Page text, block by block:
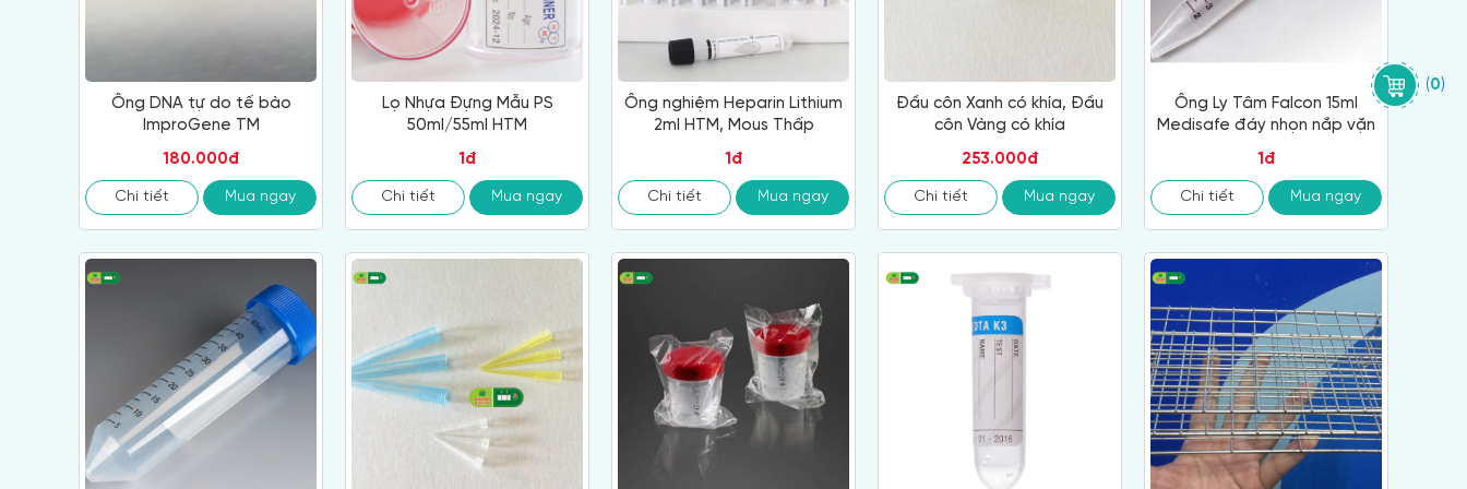
(0)
Ống DNA tự do tế bào
ImproGene TM
180.000đ
Chi tiết Mua ngay
Lọ Nhựa Đựng Mẫu PS
50ml/55ml HTM
1đ
Chi tiết Mua ngay
Ống nghiệm Heparin Lithium
2ml HTM, Mous Thấp
1đ
Chi tiết Mua ngay
Đầu côn Xanh có khía, Đầu
côn Vàng có khía
253.000đ
Chi tiết Mua ngay
Ống Ly Tâm Falcon 15ml
Medisafe đáy nhọn nắp vặn
1đ
Chi tiết Mua ngay